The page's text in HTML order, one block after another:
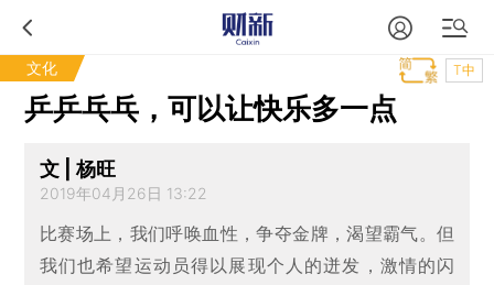
文化 T中
乒乒乓乓，可以让快乐多一点
文 | 杨旺
2019年04月26日 13:22
比赛场上，我们呼唤血性，争夺金牌，渴望霸气。但
我们也希望运动员得以展现个人的迸发，激情的闪